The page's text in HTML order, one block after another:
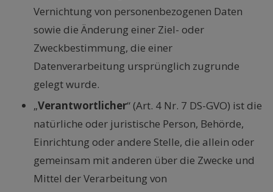
Vernichtung von personenbezogenen Daten
sowie die Änderung einer Ziel- oder
Zweckbestimmung, die einer
Datenverarbeitung ursprünglich zugrunde
gelegt wurde.
„Verantwortlicher“ (Art. 4 Nr. 7 DS-GVO) ist die
natürliche oder juristische Person, Behörde,
Einrichtung oder andere Stelle, die allein oder
gemeinsam mit anderen über die Zwecke und
Mittel der Verarbeitung von